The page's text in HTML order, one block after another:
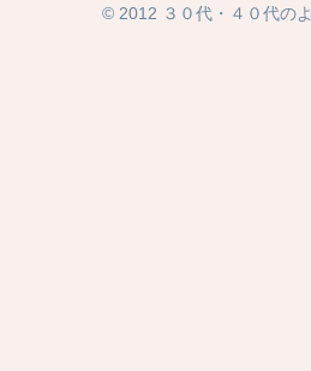
© 2012 ３０代・４０代の